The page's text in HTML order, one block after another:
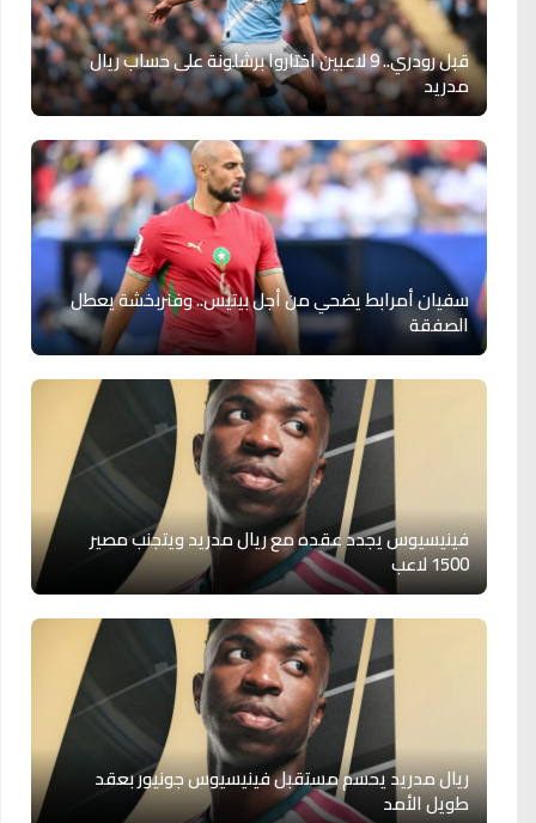
قبل رودري.. 9 لاعبين اختاروا برشلونة على حساب ريال
مدريد
سفيان أمرابط يضحي من أجل بيتيس.. وفنربخشة يعطل
الصفقة
فينيسيوس يجدد عقده مع ريال مدريد ويتجنب مصير
1500 لاعب
ريال مدريد يحسم مستقبل فينيسيوس جونيور بعقد
طويل الأمد